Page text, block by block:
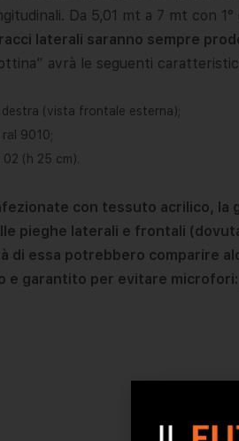
Da 5,01 mt a 7 mt con
laterali saranno sempre
avrà le seguenti
(vista frontale esterna);
9010;
(h 25 cm).
con tessuto acrilico, la
pieghe laterali e frontali
di essa potrebbero comparire
e garantito per evitare